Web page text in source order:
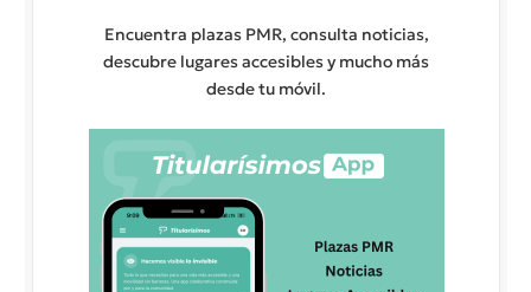
Encuentra plazas PMR, consulta noticias,
descubre lugares accesibles y mucho más
desde tu móvil.